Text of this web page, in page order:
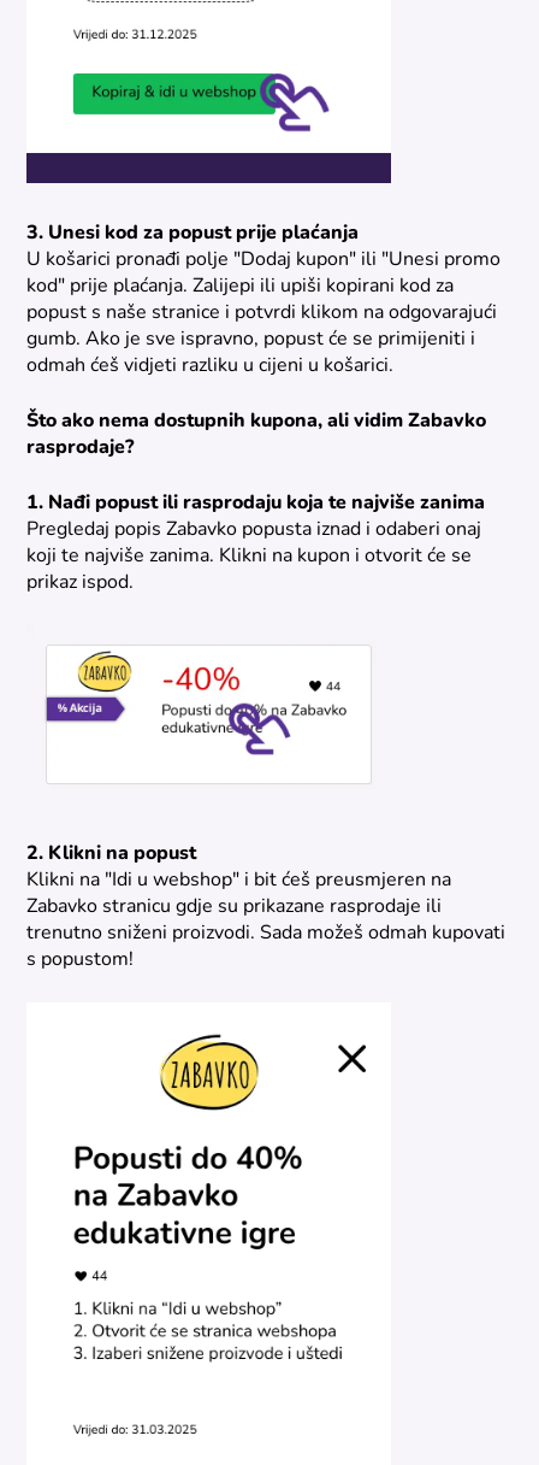
3. Unesi kod za popust prije plaćanja
U košarici pronađi polje "Dodaj kupon" ili "Unesi promo
kod" prije plaćanja. Zalijepi ili upiši kopirani kod za
popust s naše stranice i potvrdi klikom na odgovarajući
gumb. Ako je sve ispravno, popust će se primijeniti i
odmah ćeš vidjeti razliku u cijeni u košarici.
Što ako nema dostupnih kupona, ali vidim Zabavko
rasprodaje?
1. Nađi popust ili rasprodaju koja te najviše zanima
Pregledaj popis Zabavko popusta iznad i odaberi onaj
koji te najviše zanima. Klikni na kupon i otvorit će se
prikaz ispod.
2. Klikni na popust
Klikni na "Idi u webshop" i bit ćeš preusmjeren na
Zabavko stranicu gdje su prikazane rasprodaje ili
trenutno sniženi proizvodi. Sada možeš odmah kupovati
s popustom!